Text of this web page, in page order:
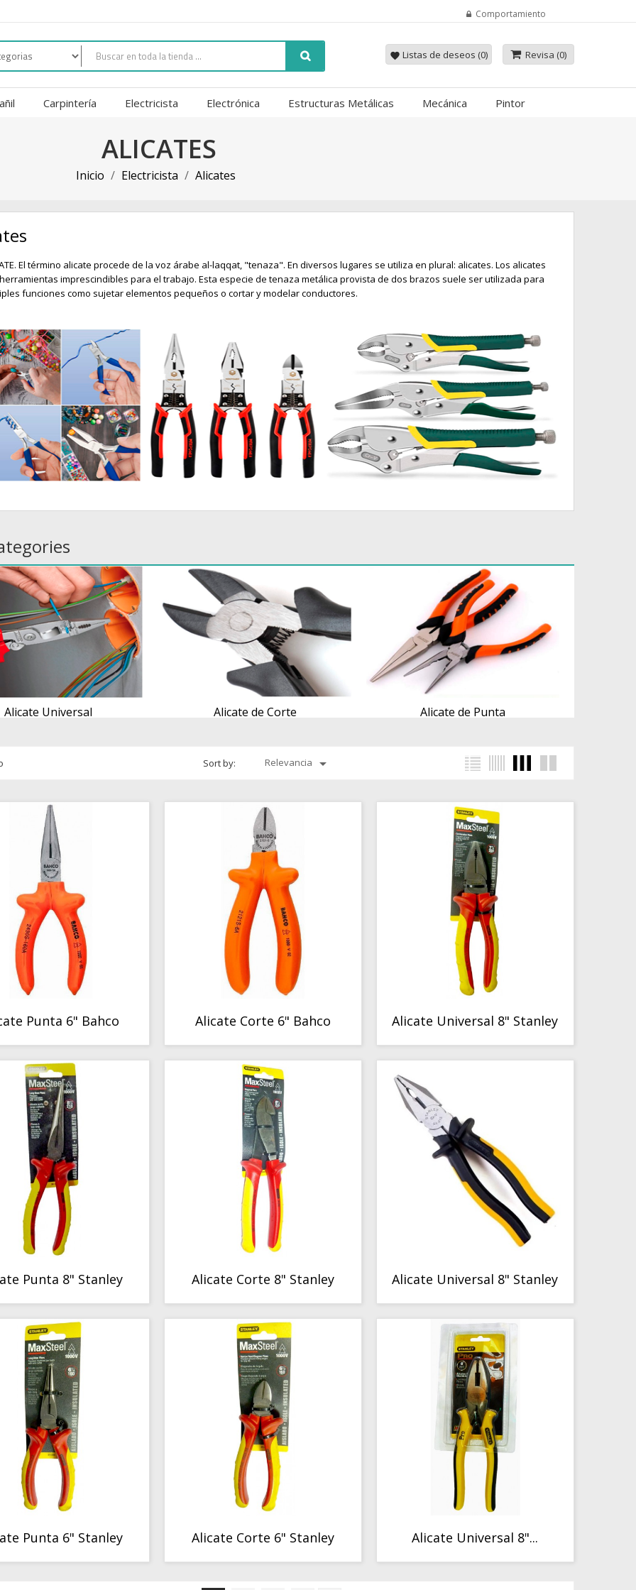
Comportamiento
Revisa (0)
favorite Listas de deseos (0)
Carpintería Electricista Electrónica Estructuras Metálicas Mecánica Pintor
ALICATES
Inicio Electricista Alicates
El término alicate procede de la voz árabe al-laqqat, "tenaza". En diversos lugares se utiliza en plural: alicates. Los alicates
imprescindibles para el trabajo. Esta especie de tenaza metálica provista de dos brazos suele ser utilizada para
funciones como sujetar elementos pequeños o cortar y modelar conductores.
Alicate Universal Alicate de Corte Alicate de Punta
Sort by: Relevancia 
COMPORTAMIENTO
Punta 6" Bahco
COMPORTAMIENTO
Alicate Corte 6" Bahco
COMPORTAMIENTO
Alicate Universal 8" Stanley
COMPORTAMIENTO
Punta 8" Stanley
COMPORTAMIENTO
Alicate Corte 8" Stanley Alicate Universal 8" Stanley
COMPORTAMIENTO
Punta 6" Stanley
COMPORTAMIENTO
Alicate Corte 6" Stanley
COMPORTAMIENTO
Alicate Universal 8"...